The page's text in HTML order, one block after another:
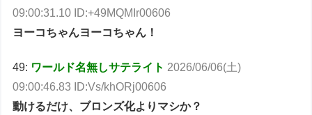
09:00:31.10 ID:+49MQMIr00606
ヨーコちゃんヨーコちゃん！
49: ワールド名無しサテライト 2026/06/06(土)
09:00:46.83 ID:Vs/khORj00606
動けるだけ、ブロンズ化よりマシか？